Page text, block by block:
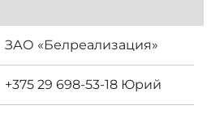
ЗАО «Белреализация»
+375 29 698-53-18 Юрий